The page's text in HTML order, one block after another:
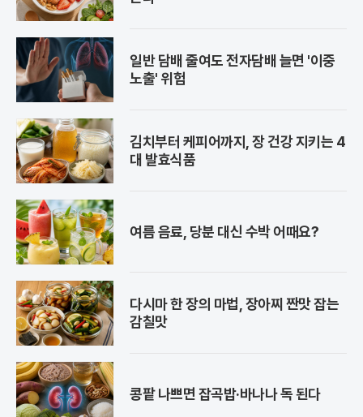
일반 담배 줄여도 전자담배 늘면 '이중
노출' 위험
김치부터 케피어까지, 장 건강 지키는 4
대 발효식품
여름 음료, 당분 대신 수박 어때요?
다시마 한 장의 마법, 장아찌 짠맛 잡는
감칠맛
콩팥 나쁘면 잡곡밥·바나나 독 된다